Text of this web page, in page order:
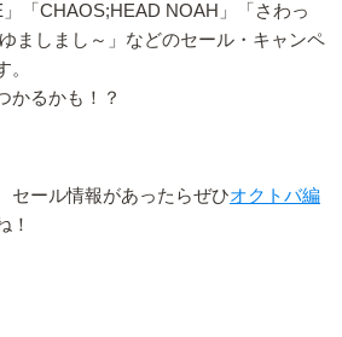
「CHAOS;HEAD NOAH」「さわっ
ましまし～」などのセール・キャンペ
。
かるかも！？
セール情報があったらぜひオクトバ編
！